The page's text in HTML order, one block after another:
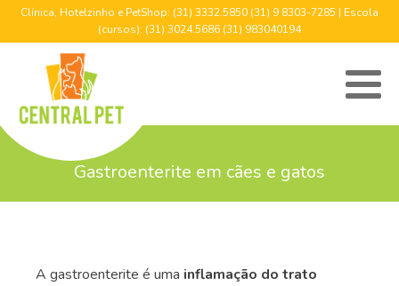
Clínica, Hotelzinho e PetShop: (31) 3332.5850 (31) 9 8303-7285 | Escola
(cursos): (31) 3024.5686 (31) 983040194
Gastroenterite em cães e gatos
A gastroenterite é uma inflamação do trato